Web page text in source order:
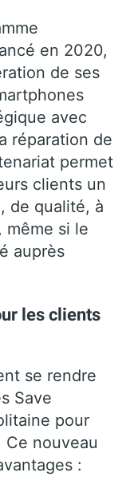
en 2020,
de ses
avec
réparation de
permet
clients un
de qualité, à
si le
auprès
les clients
se rendre
Save
pour
nouveau
: